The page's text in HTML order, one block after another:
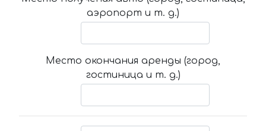
аэропорт и т. д.)
Место окончания аренды (город,
гостиница и т. д.)